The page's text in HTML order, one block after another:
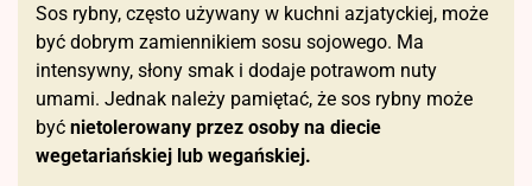
Sos rybny, często używany w kuchni azjatyckiej, może
być dobrym zamiennikiem sosu sojowego. Ma
intensywny, słony smak i dodaje potrawom nuty
umami. Jednak należy pamiętać, że sos rybny może
być nietolerowany przez osoby na diecie
wegetariańskiej lub wegańskiej.